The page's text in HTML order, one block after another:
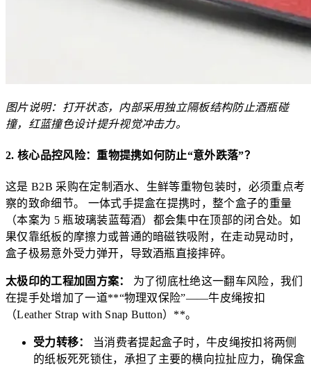
图片说明：打开状态，内部采用独立隔板结构防止酒瓶碰
撞，红蓝撞色设计提升视觉冲击力。
2. 核心品控风险：重物提携如何防止“意外跌落”？
这是 B2B 采购在定制酒水、生鲜等重物包装时，必须重点考
察的致命细节。 一体式手提盒在提携时，整个盒子的重量
（本案为 5 瓶玻璃装蓝莓酒）都会集中在顶部的闭合处。如
果仅靠纸板的摩擦力或普通的暗磁铁吸附，在走动晃动时，
盒子极易意外受力弹开，导致酒瓶直接摔碎。
太极印的工程加固方案：
为了彻底杜绝这一翻车风险，我们
在提手处增加了一道**“物理双保险”——牛皮绳按扣
（Leather Strap with Snap Button）**。
受力转移：
当消费者提起盒子时，牛皮绳按扣将两侧
的纸板死死锁住，承担了主要的横向拉扯应力，确保盒